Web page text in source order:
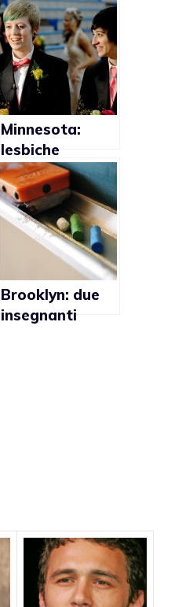
Minnesota:
lesbiche
ottengono il
diritto di
partecipare
assieme ad una
scolastica
Brooklyn: due
insegnanti